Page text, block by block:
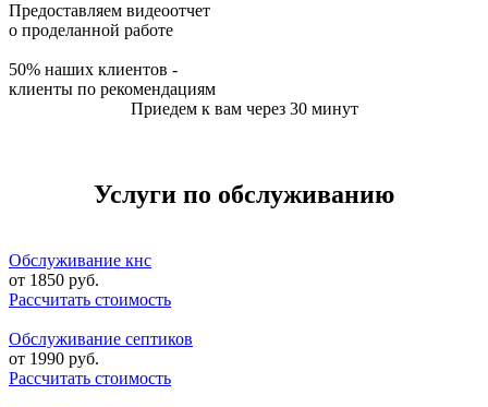
Предоставляем видеоотчет
о проделанной работе
50% наших клиентов -
клиенты по рекомендациям
Приедем к вам через 30 минут
Услуги по обслуживанию
Обслуживание кнс
от 1850 руб.
Рассчитать стоимость
Обслуживание септиков
от 1990 руб.
Рассчитать стоимость